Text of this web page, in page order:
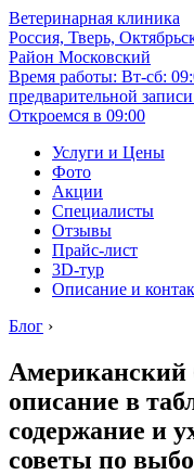
Ветеринарная клиника
Россия, Тверь,
Район Московский
Время работы: Вт-сб:
предварительной
Откроемся в 09:00
Услуги и Цены
Фото
Акции
Специалисты
Отзывы
Прайс-лист
3D-тур
Описание и
Блог ›
Американский
описание в
содержание и
советы по